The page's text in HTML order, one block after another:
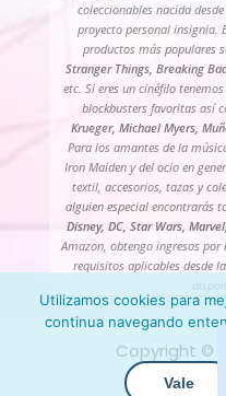
coleccionables nacida
proyecto personal insignia.
productos más populares
Stranger Things, Breaking
etc. Si eres un cinéfilo
blockbusters favoritas así
Krueger, Michael Myers,
Para los amantes de la
Iron Maiden y del ocio en
textil, accesorios, tazas y
alguien especial encontrarás
Disney, DC, Star Wars, Marvel
Amazon, obtengo ingresos
requisitos aplicables desde
Copyright ©️
Utilizamos cookies para
continua navegando
Vale